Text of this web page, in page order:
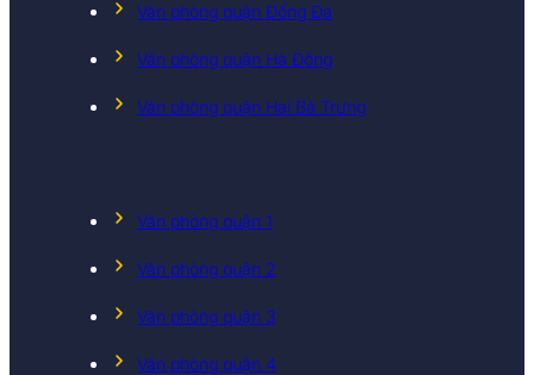
Văn phòng quận Đống Đa
Văn phòng quận Hà Đông
Văn phòng quận Hai Bà Trưng
Văn phòng quận 1
Văn phòng quận 2
Văn phòng quận 3
Văn phòng quận 4